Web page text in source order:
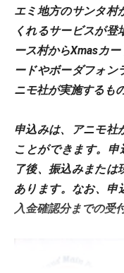
エミ地方のサンタ村
くれるサービスが
ース村からXmasカ
ードやボーダフォン
ニモ社が実施するも
申込みは、アニモ社
ことができます。
了後、振込みまたは
あります。なお、申
入金確認分までの受